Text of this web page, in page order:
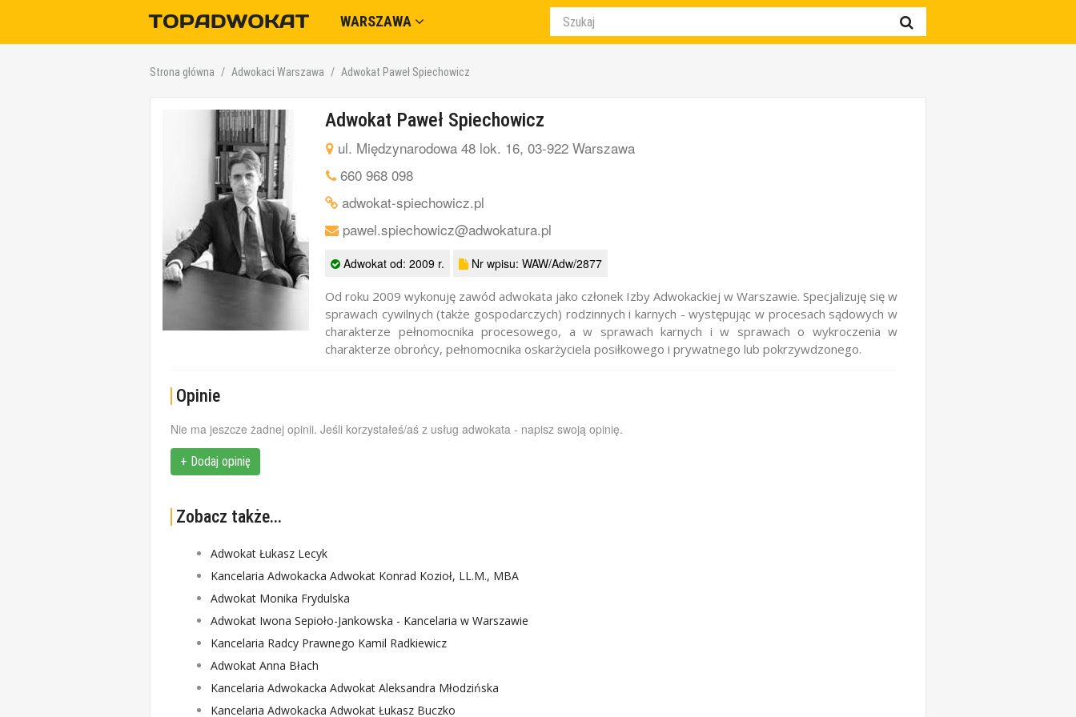
WARSZAWA
Strona główna Adwokaci Warszawa Adwokat Paweł Spiechowicz
Adwokat Paweł Spiechowicz
ul. Międzynarodowa 48 lok. 16, 03-922 Warszawa
660 968 098
adwokat-spiechowicz.pl
pawel.spiechowicz@adwokatura.pl
Adwokat od: 2009 r. Nr wpisu: WAW/Adw/2877
Od roku 2009 wykonuję zawód adwokata jako członek Izby Adwokackiej w Warszawie. Specjalizuję się w
sprawach cywilnych (także gospodarczych) rodzinnych i karnych - występując w procesach sądowych w
charakterze pełnomocnika procesowego, a w sprawach karnych i w sprawach o wykroczenia w
charakterze obrońcy, pełnomocnika oskarżyciela posiłkowego i prywatnego lub pokrzywdzonego.
Opinie
Nie ma jeszcze żadnej opinii. Jeśli korzystałeś/aś z usług adwokata - napisz swoją opinię.
+ Dodaj opinię
Zobacz także...
Adwokat Łukasz Lecyk
Kancelaria Adwokacka Adwokat Konrad Kozioł, LL.M., MBA
Adwokat Monika Frydulska
Adwokat Iwona Sepioło-Jankowska - Kancelaria w Warszawie
Kancelaria Radcy Prawnego Kamil Radkiewicz
Adwokat Anna Błach
Kancelaria Adwokacka Adwokat Aleksandra Młodzińska
Kancelaria Adwokacka Adwokat Łukasz Buczko